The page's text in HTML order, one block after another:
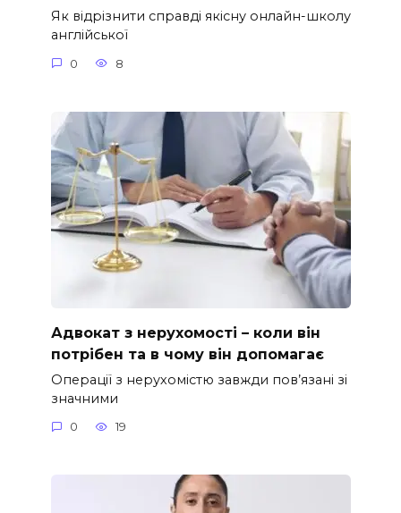
Як відрізнити справді якісну онлайн-школу
англійської
0 8
Адвокат з нерухомості – коли він
потрібен та в чому він допомагає
Операції з нерухомістю завжди пов’язані зі
значними
0 19